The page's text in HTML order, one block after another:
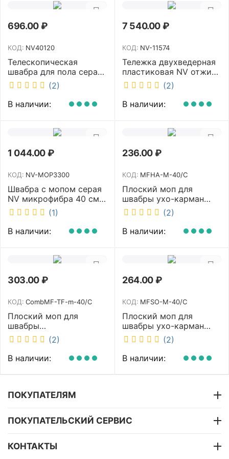
696.00₽
КОД: NV40120
Телескопическая
швабра для пола серая
NV микрофибра 42 см
NV40120
(2)
В наличии:
7 540.00₽
КОД: NV-11574
Тележка двухведерная
пластиковая NV отжим
2х23л NV-11574
(2)
В наличии:
1 044.00₽
КОД: NV-MOP3300
Швабра с мопом серая
NV микрофибра 40 см
NV-MOP3300
(1)
В наличии:
236.00₽
КОД: MFHA-M-40/C
Плоский моп для
швабры ухо-карман
белый 40 см NV MFHA-
M-40/C
(2)
В наличии:
303.00₽
КОД: CombMF-TF-m-40/C
Плоский моп для
швабры
комбинированный ухо-
карман бежевый 40 см
NV CombMF-TF-m-40/C
(2)
В наличии:
264.00₽
КОД: MFSO-M-40/C
Плоский моп для
швабры ухо-карман
белый 40 см NV MFSO-
M-40/C
(2)
В наличии:
ПОКУПАТЕЛЯМ
ПОКУПАТЕЛЬСКИЙ СЕРВИС
КОНТАКТЫ